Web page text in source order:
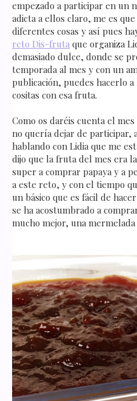
empezado a participar en un
adicta a ellos claro, me es
diferentes cosas y así pues
reto Dis-fruta que organiza
demasiado dulce, donde se
temporada al mes y con un
publicación, puedes hacerlo
cositas con esa fruta.
Como os daréis cuenta el
no quería dejar de participar,
hablando con Lidia que me
dijo que la fruta del mes era
super a comprar papaya y a
a este reto, y con el tiempo
un básico que es fácil de
se ha acostumbrado a
mucho mejor, una mermelada